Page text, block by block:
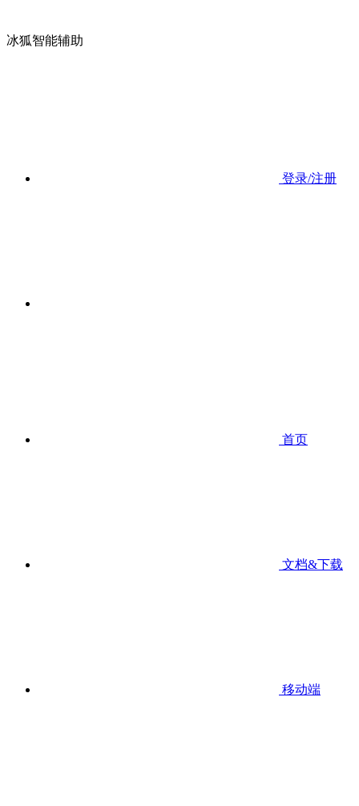
冰狐智能辅助
登录/注册
首页
文档&下载
移动端